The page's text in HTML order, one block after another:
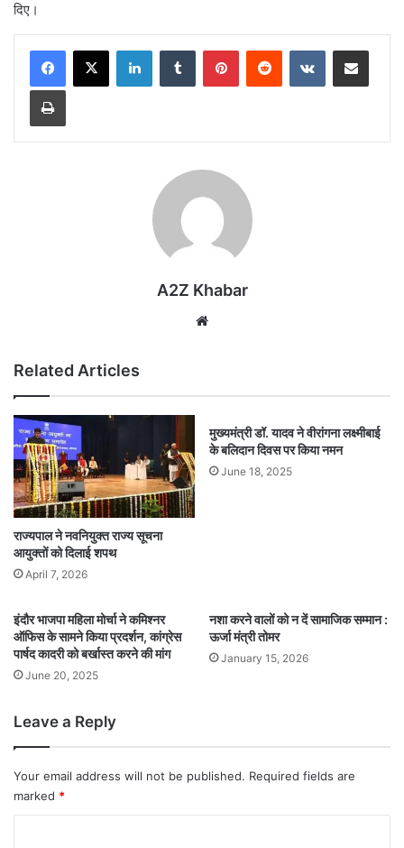
दिए।
LinkedInTumblr PinterestReddit VKontakteShare via Email
Print
A2Z Khabar
Related Articles
राज्यपाल ने नवनियुक्त राज्य सूचना
आयुक्तों को दिलाई शपथ
April 7, 2026
मुख्यमंत्री डॉ. यादव ने वीरांगना लक्ष्मीबाई
के बलिदान दिवस पर किया नमन
June 18, 2025
इंदौर भाजपा महिला मोर्चा ने कमिश्नर
ऑफिस के सामने किया प्रदर्शन, कांग्रेस
पार्षद कादरी को बर्खास्त करने की मांग
June 20, 2025
नशा करने वालों को न दें सामाजिक सम्मान :
ऊर्जा मंत्री तोमर
January 15, 2026
Leave a Reply
Your email address will not be published. Required fields are
marked *